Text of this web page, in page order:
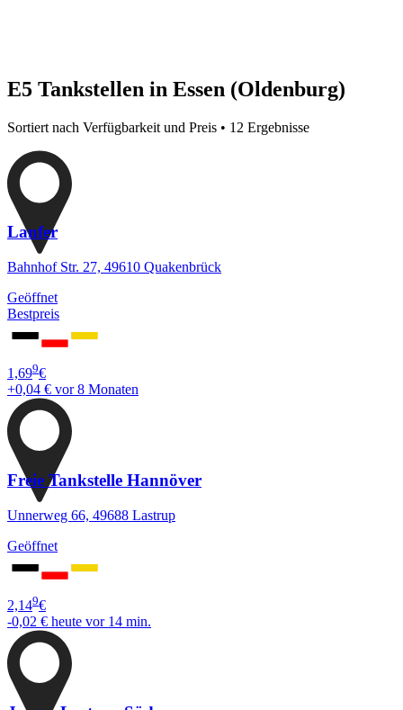
E5 Tankstellen in Essen (Oldenburg)
Sortiert nach Verfügbarkeit und Preis • 12 Ergebnisse
Lanfer
Bahnhof Str. 27, 49610 Quakenbrück
Geöffnet
Bestpreis
1,699€
+0,04 € vor 8 Monaten
Freie Tankstelle Hannöver
Unnerweg 66, 49688 Lastrup
Geöffnet
2,149€
-0,02 € heute vor 14 min.